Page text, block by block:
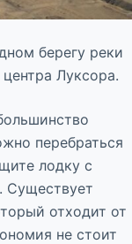
берегу реки
Луксора.
перебраться
лодку с
Существует
отходит от
не стоит